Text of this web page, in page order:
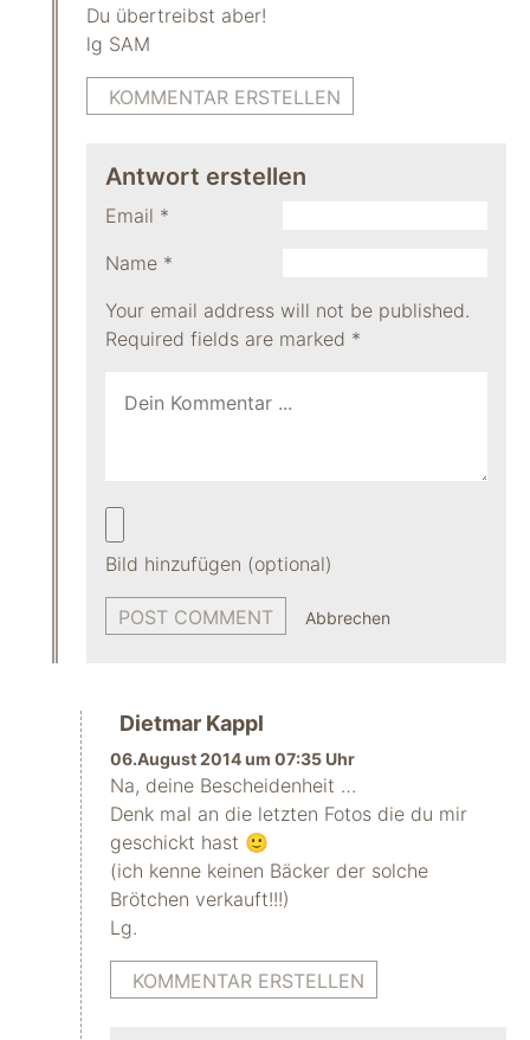
Du übertreibst aber!
lg SAM
KOMMENTAR ERSTELLEN
Antwort erstellen
Your email address will not be published.
Required fields are marked *
Name *
Email *
Bild hinzufügen (optional)
Abbrechen
Dietmar Kappl
06.August 2014 um 07:35 Uhr
Na, deine Bescheidenheit …
Denk mal an die letzten Fotos die du mir
geschickt hast 🙂
(ich kenne keinen Bäcker der solche
Brötchen verkauft!!!)
Lg.
KOMMENTAR ERSTELLEN